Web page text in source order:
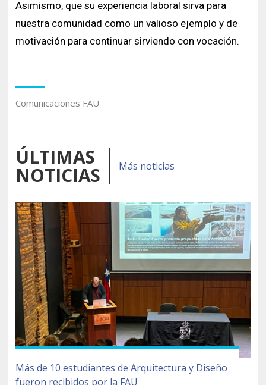
Asimismo, que su experiencia laboral sirva para
nuestra comunidad como un valioso ejemplo y de
motivación para continuar sirviendo con vocación.
Comunicaciones FAU
ÚLTIMAS
NOTICIAS Más noticias
Más de 10 estudiantes de Arquitectura y Diseño
fueron recibidos por la FAU